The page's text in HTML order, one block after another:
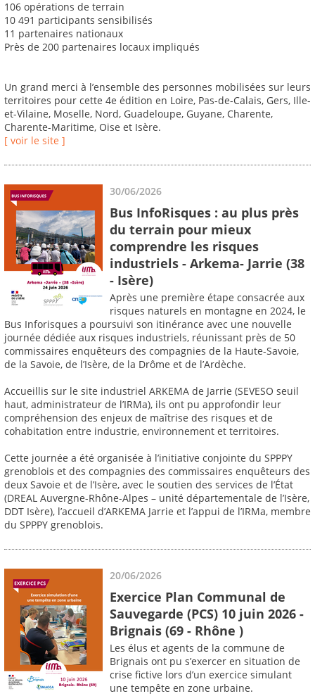
106 opérations de terrain
10 491 participants sensibilisés
11 partenaires nationaux
Près de 200 partenaires locaux impliqués
Un grand merci à l’ensemble des personnes mobilisées sur leurs
territoires pour cette 4e édition en Loire, Pas-de-Calais, Gers, Ille-
et-Vilaine, Moselle, Nord, Guadeloupe, Guyane, Charente,
Charente-Maritime, Oise et Isère.
[ voir le site ]
30/06/2026
Bus InfoRisques : au plus près
du terrain pour mieux
comprendre les risques
industriels - Arkema- Jarrie (38
- Isère)
Après une première étape consacrée aux
risques naturels en montagne en 2024, le
Bus Inforisques a poursuivi son itinérance avec une nouvelle
journée dédiée aux risques industriels, réunissant près de 50
commissaires enquêteurs des compagnies de la Haute-Savoie,
de la Savoie, de l’Isère, de la Drôme et de l’Ardèche.
Accueillis sur le site industriel ARKEMA de Jarrie (SEVESO seuil
haut, administrateur de l’IRMa), ils ont pu approfondir leur
compréhension des enjeux de maîtrise des risques et de
cohabitation entre industrie, environnement et territoires.
Cette journée a été organisée à l’initiative conjointe du SPPPY
grenoblois et des compagnies des commissaires enquêteurs des
deux Savoie et de l’Isère, avec le soutien des services de l’État
(DREAL Auvergne-Rhône-Alpes – unité départementale de l’Isère,
DDT Isère), l’accueil d’ARKEMA Jarrie et l’appui de l’IRMa, membre
du SPPPY grenoblois.
20/06/2026
Exercice Plan Communal de
Sauvegarde (PCS) 10 juin 2026 -
Brignais (69 - Rhône )
Les élus et agents de la commune de
Brignais ont pu s’exercer en situation de
crise fictive lors d’un exercice simulant
une tempête en zone urbaine.